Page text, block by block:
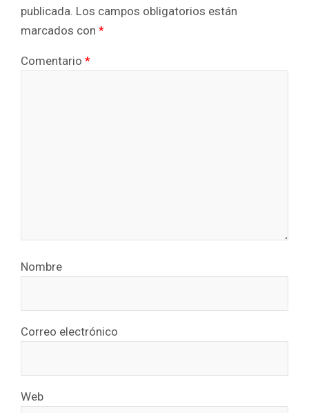
publicada. Los campos obligatorios están
marcados con *
Comentario *
Nombre
Correo electrónico
Web